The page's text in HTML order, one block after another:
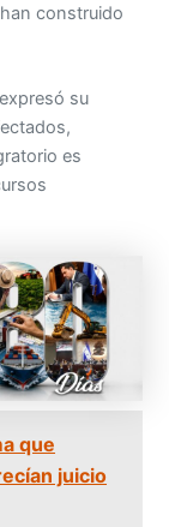
construido
su
es
que
juicio